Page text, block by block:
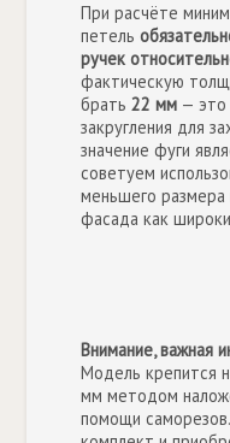
При расчёте
петель
ручек
фактическую
брать22 мм — это
закругления для
значение фуги
советуем
меньшего размера
фасада как
Внимание, важная
Модель крепится
мм методом
помощи